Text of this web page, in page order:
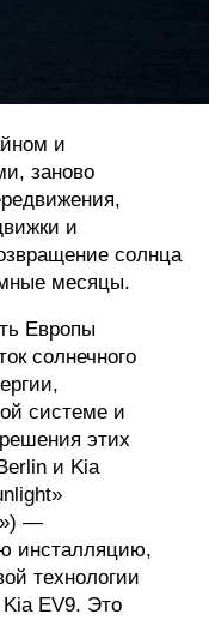
и
заново
и
солнца
месяцы.
Европы
солнечного
системе и
этих
и Kia
—
инсталляцию,
технологии
EV9. Это